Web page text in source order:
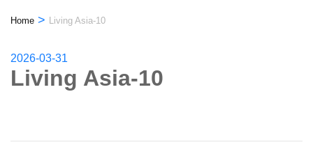
Home > Living Asia-10
2026-03-31
Living Asia-10